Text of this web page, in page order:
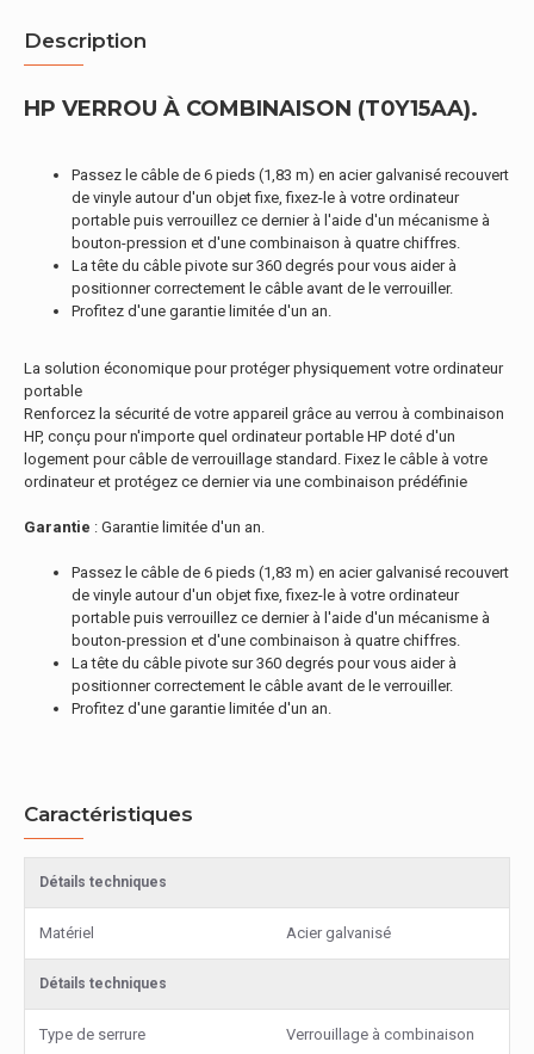
Description
HP VERROU À COMBINAISON (T0Y15AA).
Passez le câble de 6 pieds (1,83 m) en acier galvanisé recouvert
de vinyle autour d'un objet fixe, fixez-le à votre ordinateur
portable puis verrouillez ce dernier à l'aide d'un mécanisme à
bouton-pression et d'une combinaison à quatre chiffres.
La tête du câble pivote sur 360 degrés pour vous aider à
positionner correctement le câble avant de le verrouiller.
Profitez d'une garantie limitée d'un an.
La solution économique pour protéger physiquement votre ordinateur
portable
Renforcez la sécurité de votre appareil grâce au verrou à combinaison
HP, conçu pour n'importe quel ordinateur portable HP doté d'un
logement pour câble de verrouillage standard. Fixez le câble à votre
ordinateur et protégez ce dernier via une combinaison prédéfinie
Garantie : Garantie limitée d'un an.
Passez le câble de 6 pieds (1,83 m) en acier galvanisé recouvert
de vinyle autour d'un objet fixe, fixez-le à votre ordinateur
portable puis verrouillez ce dernier à l'aide d'un mécanisme à
bouton-pression et d'une combinaison à quatre chiffres.
La tête du câble pivote sur 360 degrés pour vous aider à
positionner correctement le câble avant de le verrouiller.
Profitez d'une garantie limitée d'un an.
Caractéristiques
Détails techniques
Matériel Acier galvanisé
Détails techniques
Type de serrure Verrouillage à combinaison